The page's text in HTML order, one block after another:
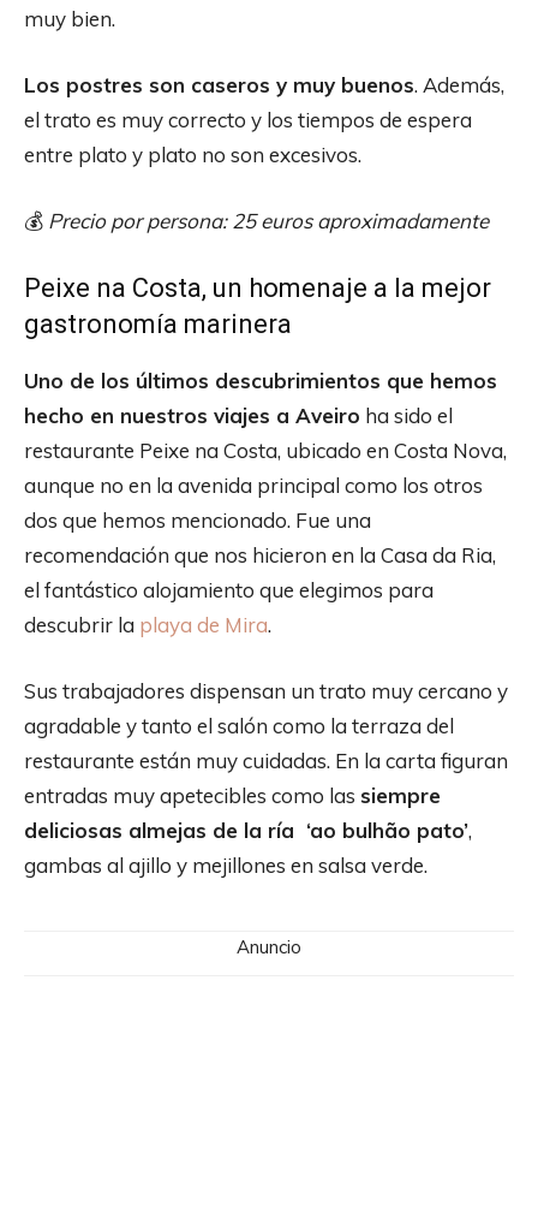
muy bien.
Los postres son caseros y muy buenos. Además,
el trato es muy correcto y los tiempos de espera
entre plato y plato no son excesivos.
💰 Precio por persona: 25 euros aproximadamente
Peixe na Costa, un homenaje a la mejor
gastronomía marinera
Uno de los últimos descubrimientos que hemos
hecho en nuestros viajes a Aveiro ha sido el
restaurante Peixe na Costa, ubicado en Costa Nova,
aunque no en la avenida principal como los otros
dos que hemos mencionado. Fue una
recomendación que nos hicieron en la Casa da Ria,
el fantástico alojamiento que elegimos para
descubrir la playa de Mira.
Sus trabajadores dispensan un trato muy cercano y
agradable y tanto el salón como la terraza del
restaurante están muy cuidadas. En la carta figuran
entradas muy apetecibles como las siempre
deliciosas almejas de la ría ‘ao bulhão pato’,
gambas al ajillo y mejillones en salsa verde.
Anuncio